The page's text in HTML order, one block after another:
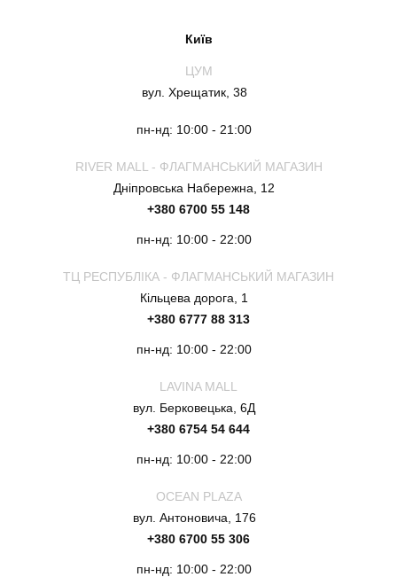
Київ
ЦУМ
вул. Хрещатик, 38
пн-нд: 10:00 - 21:00
RIVER MALL - ФЛАГМАНСЬКИЙ МАГАЗИН
Дніпровська Набережна, 12
+380 6700 55 148
пн-нд: 10:00 - 22:00
ТЦ РЕСПУБЛІКА - ФЛАГМАНСЬКИЙ МАГАЗИН
Кільцева дорога, 1
+380 6777 88 313
пн-нд: 10:00 - 22:00
LAVINA MALL
вул. Берковецька, 6Д
+380 6754 54 644
пн-нд: 10:00 - 22:00
OCEAN PLAZA
вул. Антоновича, 176
+380 6700 55 306
пн-нд: 10:00 - 22:00